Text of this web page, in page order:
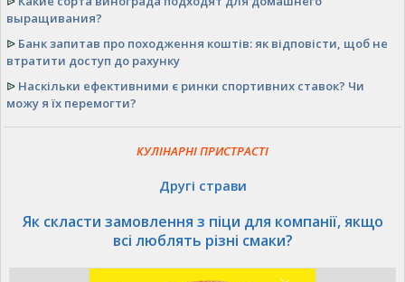
выращивания?
ᐉ Банк запитав про походження коштів: як відповісти, щоб не
втратити доступ до рахунку
ᐉ Наскільки ефективними є ринки спортивних ставок? Чи
можу я їх перемогти?
КУЛІНАРНІ ПРИСТРАСТІ
Другі страви
Як скласти замовлення з піци для компанії, якщо
всі люблять різні смаки?